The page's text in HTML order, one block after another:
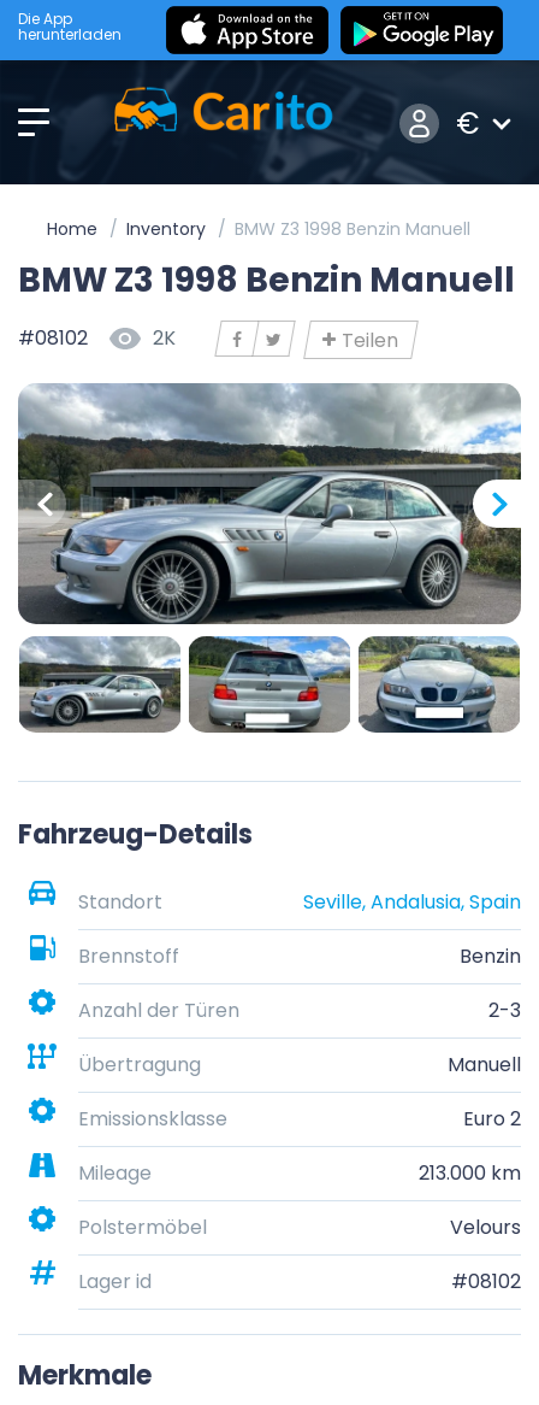
Die App
herunterladen
€
Home Inventory BMW Z3 1998 Benzin Manuell
BMW Z3 1998 Benzin Manuell
#08102 2K Teilen
Fahrzeug-Details
Standort
Seville, Andalusia, Spain
Brennstoff
Benzin
Anzahl der Türen
2-3
Übertragung
Manuell
Emissionsklasse
Euro 2
Mileage
213.000 km
Polstermöbel
Velours
Lager id
#08102
Merkmale